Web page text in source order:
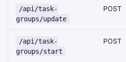
/api/task-
groups/update
POST
/api/task-
groups/start
POST